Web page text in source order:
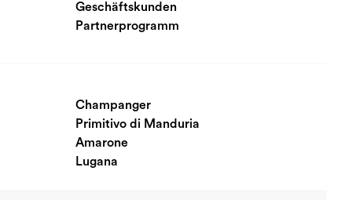
Geschäftskunden
Partnerprogramm
Champanger
Primitivo di Manduria
Amarone
Lugana